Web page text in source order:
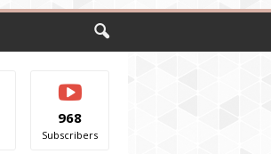
968
Subscribers